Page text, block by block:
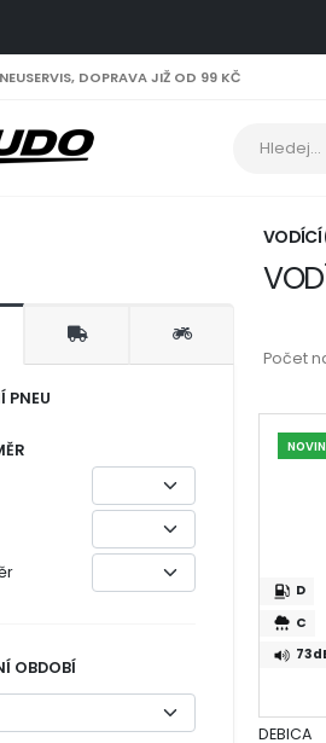
DOPRAVA JIŽ OD 99 KČ
PNEU
OBDOBÍ
VODÍCÍ
Počet
D
C
DEBICA